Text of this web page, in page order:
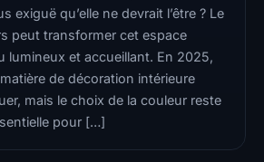
exiguë qu’elle ne devrait l’être ? Le
peut transformer cet espace
lumineux et accueillant. En 2025,
de décoration intérieure
mais le choix de la couleur reste
pour […]